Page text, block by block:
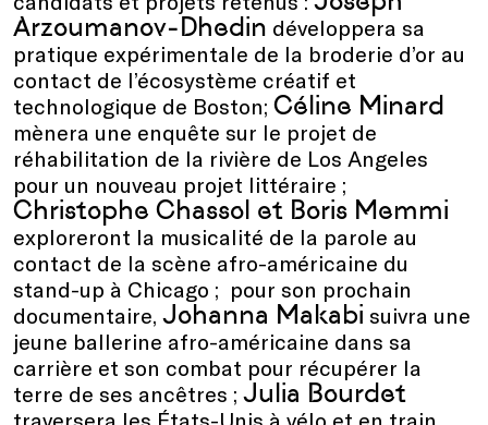
Arzoumanov-Dhedin développera sa
pratique expérimentale de la broderie d’or au
contact de l’écosystème créatif et
technologique de Boston; Céline Minard
mènera une enquête sur le projet de
réhabilitation de la rivière de Los Angeles
pour un nouveau projet littéraire ;
Christophe Chassol et Boris Memmi
exploreront la musicalité de la parole au
contact de la scène afro-américaine du
stand-up à Chicago ; pour son prochain
documentaire, Johanna Makabi suivra une
jeune ballerine afro-américaine dans sa
carrière et son combat pour récupérer la
terre de ses ancêtres ; Julia Bourdet
traversera les États-Unis à vélo et en train